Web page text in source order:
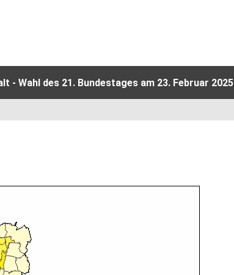
- Wahl des 21. Bundestages am 23. Februar 2025